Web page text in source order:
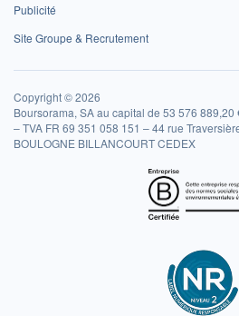
Publicité
Site Groupe & Recrutement
Copyright © 2026
Boursorama, SA au capital de 53 576
– TVA FR 69 351 058 151 – 44 rue
BOULOGNE BILLANCOURT CEDEX